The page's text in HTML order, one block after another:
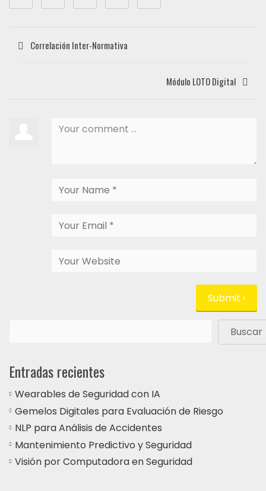
Correlación Inter-Normativa
Módulo LOTO Digital
Buscar
Entradas recientes
Wearables de Seguridad con IA
Gemelos Digitales para Evaluación de Riesgo
NLP para Análisis de Accidentes
Mantenimiento Predictivo y Seguridad
Visión por Computadora en Seguridad